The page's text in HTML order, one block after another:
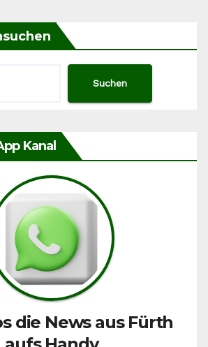
Suchen
Kanal
die News aus Fürth